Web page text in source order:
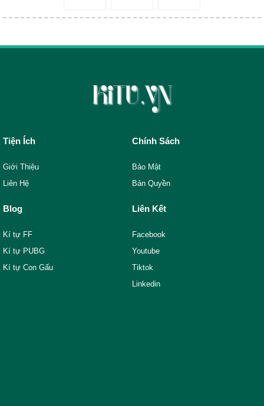
Tiện Ích
Giới Thiệu
Liên Hệ
Chính Sách
Bảo Mật
Bản Quyền
Blog
Kí tự FF
Kí tự PUBG
Kí tự Con Gấu
Liên Kết
Facebook
Youtube
Tiktok
Linkedin